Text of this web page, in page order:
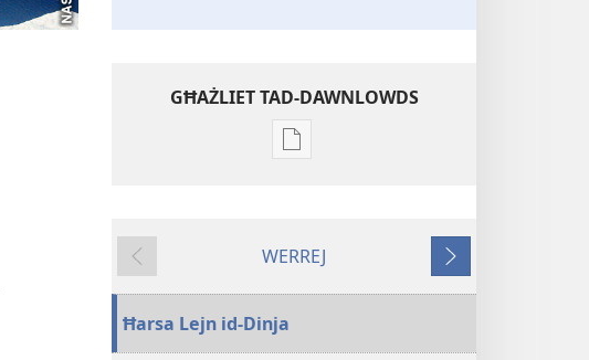
GĦAŻLIET TAD-DAWNLOWDS
Għażliet
pubblikazzjonijiet
Ta'
qabel
WERREJ
Li
jmiss
Ħarsa Lejn id-Dinja